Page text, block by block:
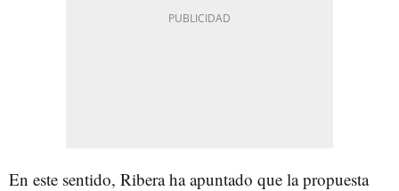
En este sentido, Ribera ha apuntado que la propuesta